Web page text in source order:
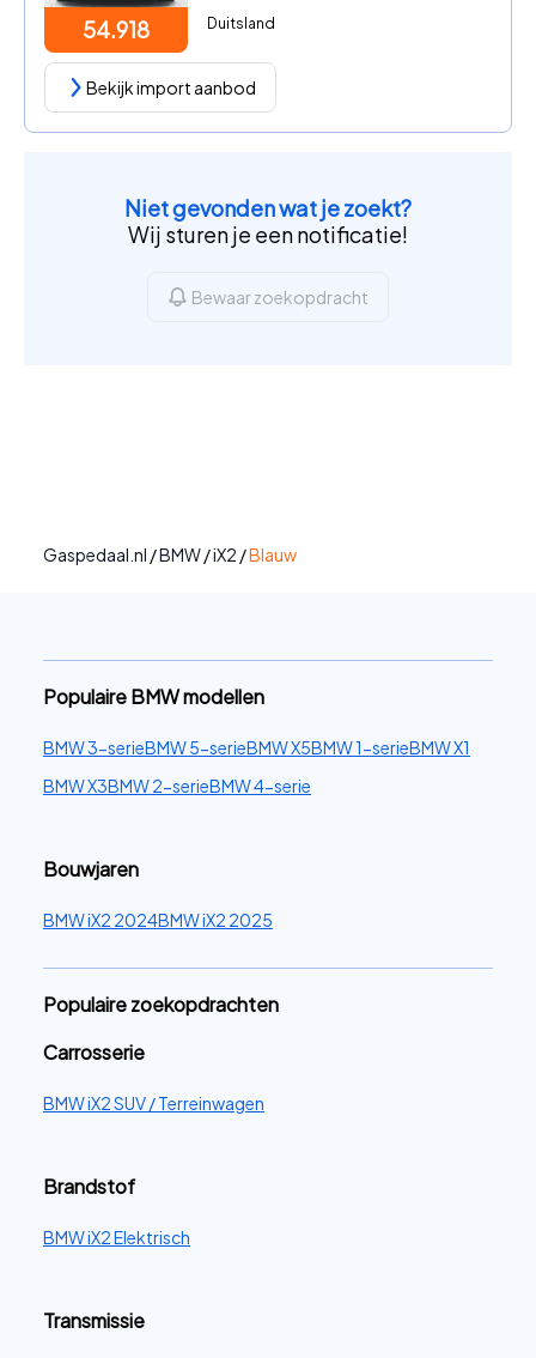
54.918 Duitsland
Bekijk import aanbod
Niet gevonden wat je zoekt?
Wij sturen je een notificatie!
Bewaar zoekopdracht
Gaspedaal.nl /BMW/iX2 /Blauw
Populaire BMW modellen
BMW 3-serieBMW 5-serieBMW X5BMW 1-serieBMW X1
BMW X3BMW 2-serieBMW 4-serie
Bouwjaren
BMW iX2 2024BMW iX2 2025
Populaire zoekopdrachten
Carrosserie
BMW iX2 SUV / Terreinwagen
Brandstof
BMW iX2 Elektrisch
Transmissie